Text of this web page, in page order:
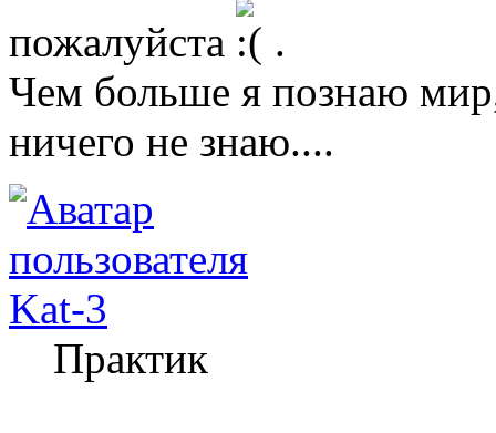
пожалуйста
.
Чем больше я познаю
ничего не знаю....
Kat-3
Практик